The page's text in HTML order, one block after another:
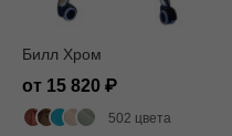
Билл Хром
от 15 820
502 цвета